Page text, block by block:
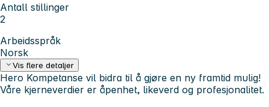
Antall stillinger
2
Arbeidsspråk
Norsk
Vis flere detaljer
Hero Kompetanse vil bidra til å gjøre en ny framtid mulig!
Våre kjerneverdier er åpenhet, likeverd og profesjonalitet.